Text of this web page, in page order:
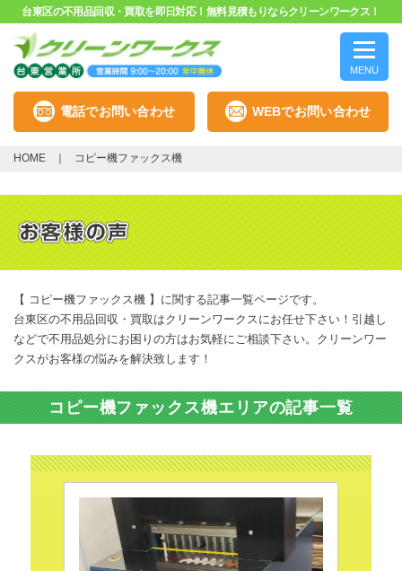
台東区の不用品回収・買取を即日対応！無料見積もりならクリーンワークス！
MENU
電話でお問い合わせ WEBでお問い合わせ
HOME コピー機ファックス機
【 コピー機ファックス機 】に関する記事一覧ページです。
台東区の不用品回収・買取はクリーンワークスにお任せ下さい！引越し
などで不用品処分にお困りの方はお気軽にご相談下さい。クリーンワー
クスがお客様の悩みを解決致します！
コピー機ファックス機エリアの記事一覧